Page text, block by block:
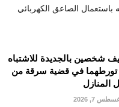
الصاعق الكهربائي
شخصين بالجديدة للاشتباه
في قضية سرقة من
المنازل
7, 2026